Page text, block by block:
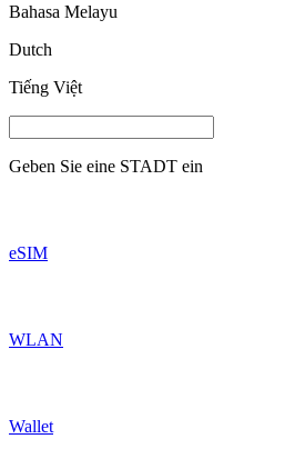
Bahasa Melayu
Dutch
Tiếng Việt
Geben Sie eine STADT ein
eSIM
WLAN
Wallet